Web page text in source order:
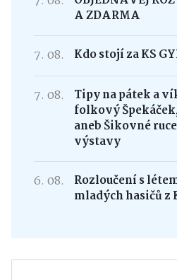
A ZDARMA
7. 08. Kdo stojí za KS
7. 08.
Tipy na pátek a
folkový
aneb Šikovné
výstavy
6. 08.
Rozloučení s
mladých hasičů z